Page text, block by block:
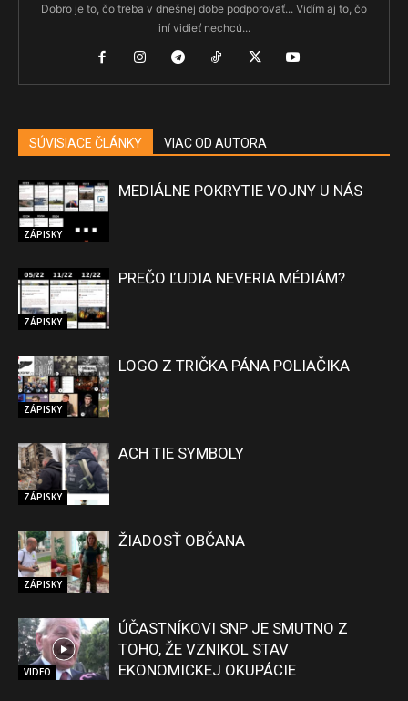
Dobro je to, čo treba v dnešnej dobe podporovať... Vidím aj to, čo
iní vidieť nechcú...
SÚVISIACE ČLÁNKY VIAC OD AUTORA
ZÁPISKY
MEDIÁLNE POKRYTIE VOJNY U NÁS
ZÁPISKY
PREČO ĽUDIA NEVERIA MÉDIÁM?
ZÁPISKY
LOGO Z TRIČKA PÁNA POLIAČIKA
ZÁPISKY
ACH TIE SYMBOLY
ZÁPISKY
ŽIADOSŤ OBČANA
VIDEO
ÚČASTNÍKOVI SNP JE SMUTNO Z
TOHO, ŽE VZNIKOL STAV
EKONOMICKEJ OKUPÁCIE